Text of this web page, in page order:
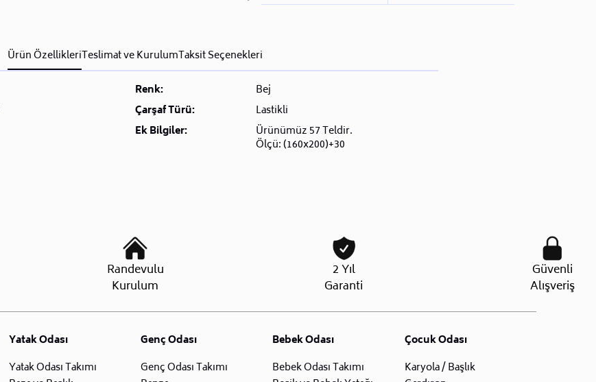
Ürün ÖzellikleriTeslimat ve KurulumTaksit Seçenekleri
Renk:
Bej
Çarşaf Türü:
Lastikli
Ek Bilgiler:
Ürünümüz 57 Teldir.
Ölçü: (160x200)+30
Randevulu
Kurulum
2 Yıl
Garanti
Güvenli
Alışveriş
Yatak Odası
Yatak Odası Takımı
Genç Odası
Genç Odası Takımı
Bebek Odası
Bebek Odası Takımı
Çocuk Odası
Karyola / Başlık